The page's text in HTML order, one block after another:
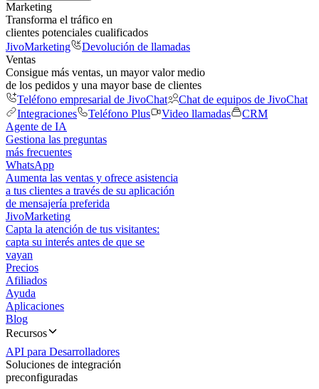
Marketing
Transforma el tráfico en
clientes potenciales cualificados
JivoMarketing
Devolución de llamadas
Ventas
Consigue más ventas, un mayor valor medio
de los pedidos y una mayor base de clientes
Teléfono empresarial de JivoChat
Chat de equipos de JivoChat
Integraciones
Teléfono Plus Video llamadas
CRM
Agente de IA
Gestiona las preguntas
más frecuentes
WhatsApp
Aumenta las ventas y ofrece asistencia
a tus clientes a través de su aplicación
de mensajería preferida
JivoMarketing
Capta la atención de tus visitantes:
capta su interés antes de que se
vayan
Precios
Afiliados
Ayuda
Aplicaciones
Blog
Recursos
API para Desarrolladores
Soluciones de integración
preconfiguradas